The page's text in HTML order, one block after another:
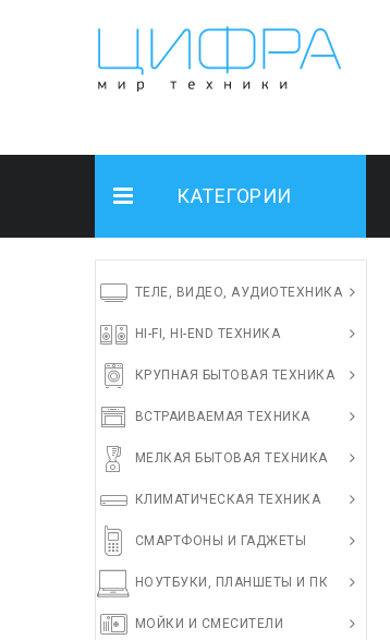
КАТЕГОРИИ
ТЕЛЕ, ВИДЕО, АУДИОТЕХНИКА
HI-FI, HI-END ТЕХНИКА
КРУПНАЯ БЫТОВАЯ ТЕХНИКА
ВСТРАИВАЕМАЯ ТЕХНИКА
МЕЛКАЯ БЫТОВАЯ ТЕХНИКА
КЛИМАТИЧЕСКАЯ ТЕХНИКА
СМАРТФОНЫ И ГАДЖЕТЫ
НОУТБУКИ, ПЛАНШЕТЫ И ПК
МОЙКИ И СМЕСИТЕЛИ